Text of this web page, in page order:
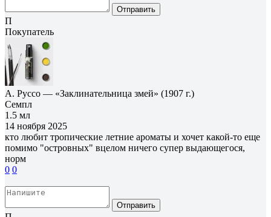
Отправить
П
Покупатель
А. Руссо — «Заклинательница змей» (1907 г.)
Семпл
1.5 мл
14 ноября 2025
кто любит тропические летние ароматы и хочет какой-то еще
помимо "островных" вцелом ничего супер выдающегося,
норм
0 0
Отправить